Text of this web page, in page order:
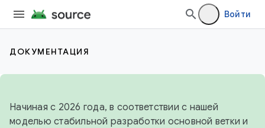
Войти
ДОКУМЕНТАЦИЯ
Начиная с 2026 года, в соответствии с нашей
моделью стабильной разработки основной ветки и